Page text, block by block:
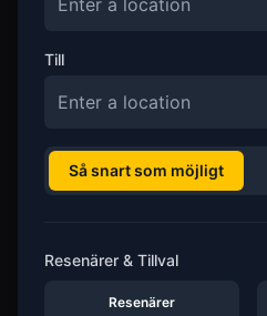
Till
Så snart som möjligt
Resenärer & Tillval
Resenärer